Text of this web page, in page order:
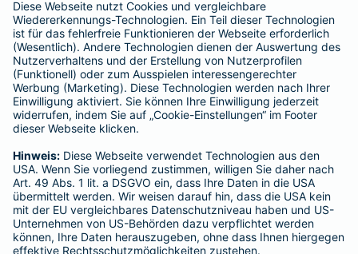
BELIEBTE SEITEN
Kranken-Zusatzversicherung
Tierversicherungen
Haftpflichtversicherung
Hausratversicherung
Adresse ändern
Schaden melden
Kilometerstandsmeldung
Serviceübersicht